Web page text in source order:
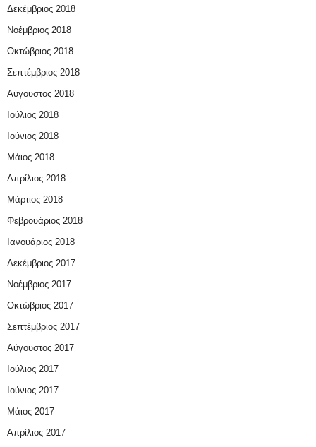
Δεκέμβριος 2018
Νοέμβριος 2018
Οκτώβριος 2018
Σεπτέμβριος 2018
Αύγουστος 2018
Ιούλιος 2018
Ιούνιος 2018
Μάιος 2018
Απρίλιος 2018
Μάρτιος 2018
Φεβρουάριος 2018
Ιανουάριος 2018
Δεκέμβριος 2017
Νοέμβριος 2017
Οκτώβριος 2017
Σεπτέμβριος 2017
Αύγουστος 2017
Ιούλιος 2017
Ιούνιος 2017
Μάιος 2017
Απρίλιος 2017